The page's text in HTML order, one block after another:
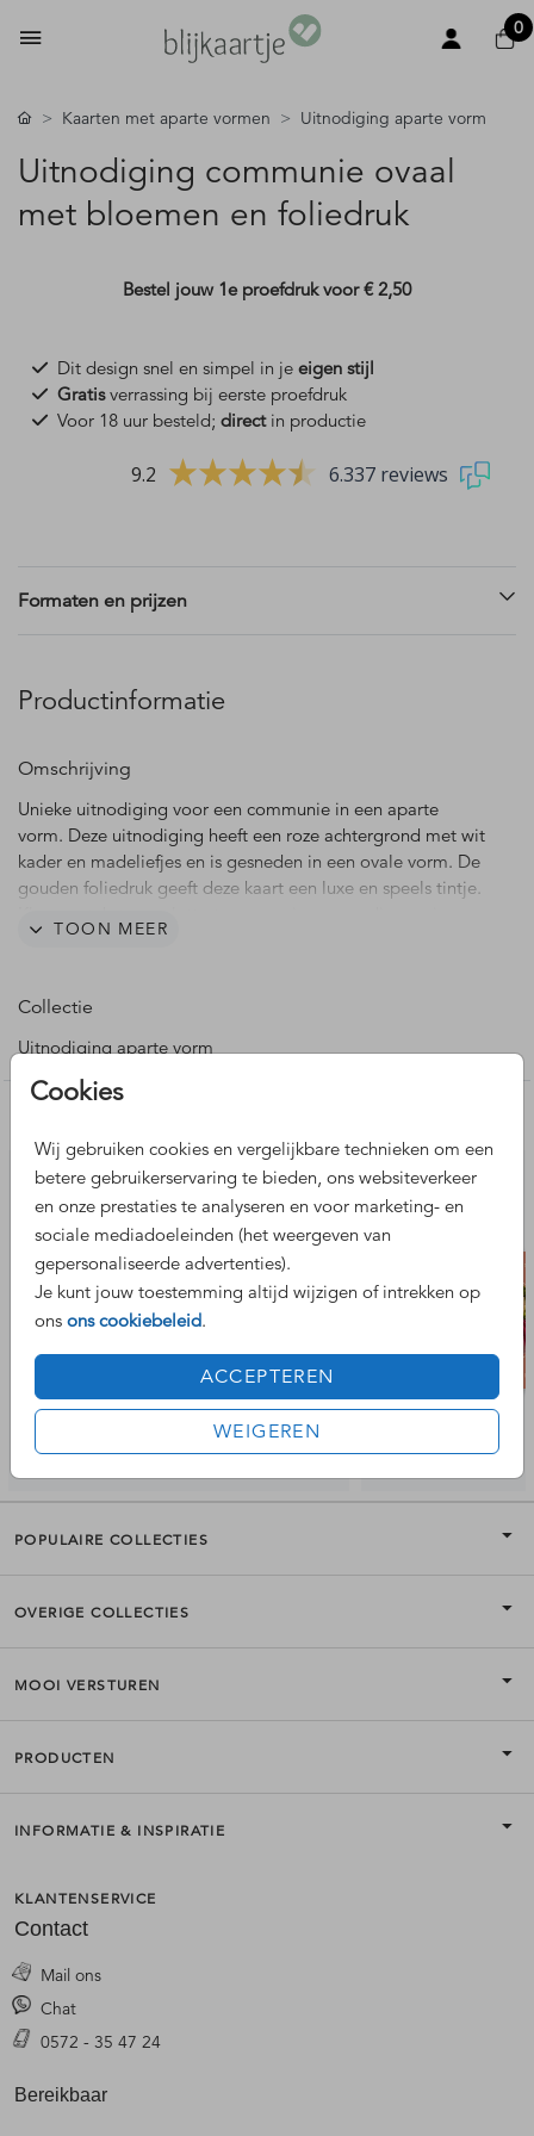
0
Cookies
Wij gebruiken cookies en vergelijkbare technieken om een
betere gebruikerservaring te bieden, ons websiteverkeer
en onze prestaties te analyseren en voor marketing- en
sociale mediadoeleinden (het weergeven van
gepersonaliseerde advertenties).
Je kunt jouw toestemming altijd wijzigen of intrekken op
ons ons cookiebeleid.
ACCEPTEREN
WEIGEREN
Kaarten met aparte vormen Uitnodiging aparte vorm
Uitnodiging communie ovaal
met bloemen en foliedruk
Bestel jouw 1e proefdruk voor€ 2,50
Dit design snel en simpel in je eigen stijl
Gratisverrassing bij eerste proefdruk
Voor 18 uur besteld; directin productie
9.2 6.337 reviews
Formaten en prijzen
Productinformatie
Omschrijving
Unieke uitnodiging voor een communie in een aparte
vorm. Deze uitnodiging heeft een roze achtergrond met wit
kader en madeliefjes en is gesneden in een ovale vorm. De
gouden foliedruk geeft deze kaart een luxe en speels tintje.
onze ontwerpmodule. Vragen? Bel, mail of chat gerust! We
LET OP: Deze uitnodiging in ovale vorm wordt gestanst uit
de gekozen kaartformaat, de uit gestanste kaart die je
kaartformaat.
TOON MEER
Collectie
Uitnodiging aparte vorm
POPULAIRE COLLECTIES
OVERIGE COLLECTIES
MOOI VERSTUREN
PRODUCTEN
INFORMATIE & INSPIRATIE
KLANTENSERVICE
Contact
Mail ons
Chat
0572 - 35 47 24
Bereikbaar